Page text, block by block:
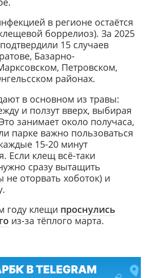
в регионе остаётся
боррелиоз). За 2025
15 случаев
Базарно-
Петровском,
районах.
в основном из травы:
и ползут вверх, выбирая
занимает около получаса,
парке важно пользоваться
15-20 минут
Если клещ всё-таки
сразу вытащить
не оторвать хоботок) и
году клещи проснулись
из-за тёплого марта.